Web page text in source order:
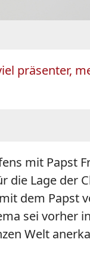
präsenter,
mit Papst
Lage der
dem Papst
sei vorher
Welt